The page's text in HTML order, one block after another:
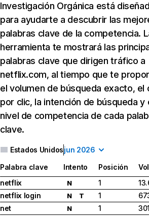
Investigación Orgánica está
para ayudarte a descubrir las
palabras clave de la competencia.
herramienta te mostrará las
palabras clave que dirigen tráfico a
netflix.com, al tiempo que te
el volumen de búsqueda exacto, el
por clic, la intención de búsqueda y
nivel de competencia de cada
clave.
Estados Unidosjun 2026
Palabra clave Intento Posición
netflix
N 1
netflix login
N T 1
net
N 1